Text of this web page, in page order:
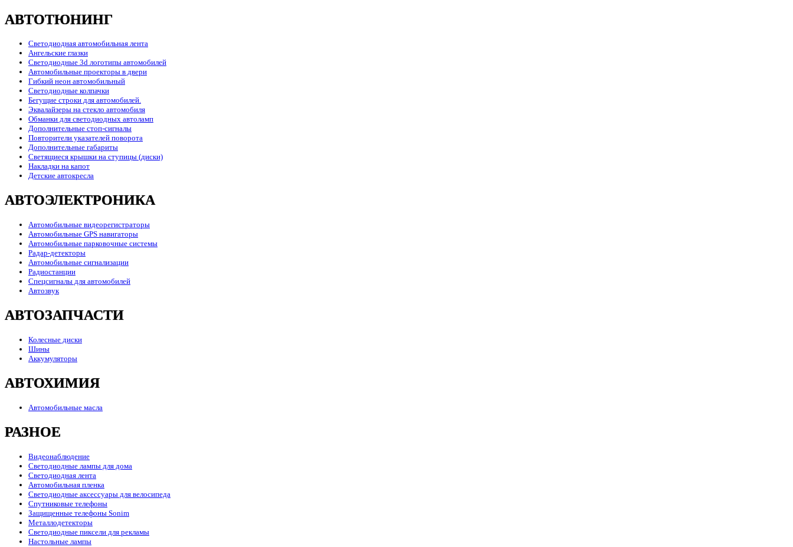
АВТОТЮНИНГ
Светодиодная автомобильная лента
Ангельские глазки
Светодиодные 3d логотипы автомобилей
Автомобильные проекторы в двери
Гибкий неон автомобильный
Светодиодные колпачки
Бегущие строки для автомобилей.
Эквалайзеры на стекло автомобиля
Обманки для светодиодных автоламп
Дополнительные стоп-сигналы
Повторители указателей поворота
Дополнительные габариты
Светящиеся крышки на ступицы (диски)
Накладки на капот
Детские автокресла
АВТОЭЛЕКТРОНИКА
Автомобильные видеорегистраторы
Автомобильные GPS навигаторы
Автомобильные парковочные системы
Радар-детекторы
Автомобильные сигнализации
Радиостанции
Спецсигналы для автомобилей
Автозвук
АВТОЗАПЧАСТИ
Колесные диски
Шины
Аккумуляторы
АВТОХИМИЯ
Автомобильные масла
РАЗНОЕ
Видеонаблюдение
Светодиодные лампы для дома
Светодиодная лента
Автомобильная пленка
Светодиодные аксессуары для велосипеда
Спутниковые телефоны
Защищенные телефоны Sonim
Металлодетекторы
Светодиодные пиксели для рекламы
Настольные лампы